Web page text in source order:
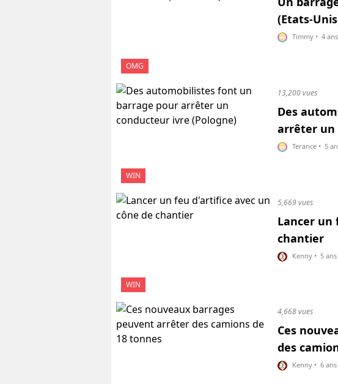
OMG
(Etats-
Timmy • 4 ans
WIN
13,200 vues
Des
arrêter un
Terance • 5
WIN
5,669 vues
Lancer un
chantier
Kenny • 5 ans
4,668 vues
Ces
des
Kenny • 6 ans